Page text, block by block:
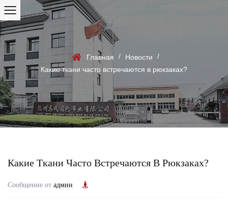
Главная / Новости
/
Какие ткани часто встречаются в рюкзаках?
Какие Ткани Часто Встречаются В Рюкзаках?
Сообщение от админ